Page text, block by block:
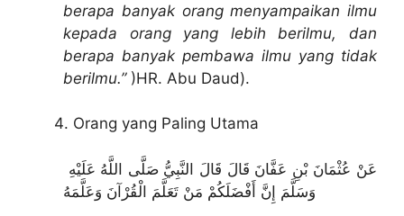
berapa banyak orang menyampaikan ilmu
kepada orang yang lebih berilmu, dan
berapa banyak pembawa ilmu yang tidak
berilmu.”)HR. Abu Daud).
Orang yang Paling Utama
وَسَلَّمَ إِنَّ أَفْضَلَكُمْ مَنْ تَعَلَّمَ الْقُرْآنَ وَعَلَّمَهُ